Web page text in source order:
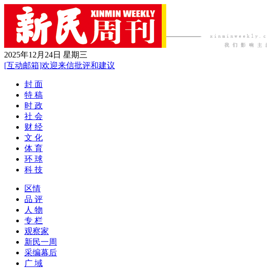
2025年12月24日 星期三
[互动邮箱]欢迎来信批评和建议
封 面
特 稿
时 政
社 会
财 经
文 化
体 育
环 球
科 技
区情
品 评
人 物
专 栏
观察家
新民一周
采编幕后
广 域